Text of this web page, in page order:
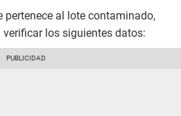
pertenece al lote contaminado,
los siguientes datos: